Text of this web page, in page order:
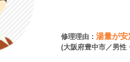
修理理由：湯量が
(大阪府豊中市／男性